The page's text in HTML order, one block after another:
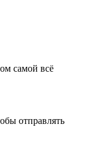
самой всё
отправлять